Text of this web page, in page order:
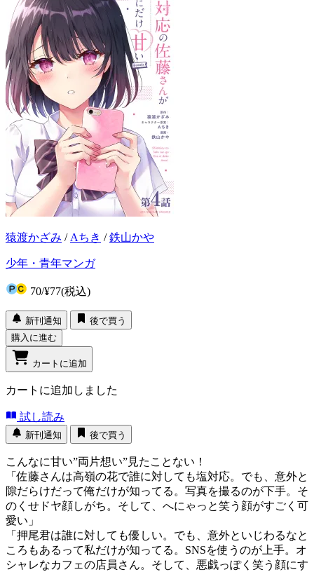
猿渡かざみ / Aちき /鉄山かや
少年・青年マンガ
70/¥77(税込)
新刊通知
後で買う
購入に進む
カートに追加
カートに追加しました
試し読み
新刊通知 後で買う
こんなに甘い”両片想い”見たことない！
「佐藤さんは高嶺の花で誰に対しても塩対応。でも、意外と
隙だらけだって俺だけが知ってる。写真を撮るのが下手。そ
のくせドヤ顔しがち。そして、へにゃっと笑う顔がすごく可
愛い」
「押尾君は誰に対しても優しい。でも、意外といじわるなと
ころもあるって私だけが知ってる。SNSを使うのが上手。オ
シャレなカフェの店員さん。そして、悪戯っぽく笑う顔にす